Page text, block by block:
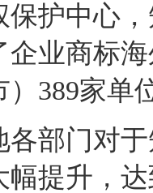
保护中心
业商标
）389家单
门对于
提升，